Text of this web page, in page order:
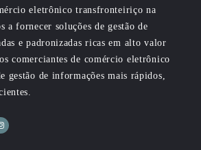
eletrônico transfronteiriço na
a fornecer soluções de gestão de
e padronizadas ricas em alto valor
comerciantes de comércio eletrônico
gestão de informações mais rápidos,